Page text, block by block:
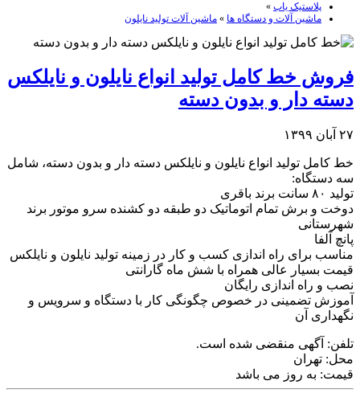
پلاستیک یاب »
ماشین آلات و دستگاه ها » ماشین آلات تولید نایلون
فروش خط کامل تولید انواع نایلون و نایلکس
دسته دار و بدون دسته
۲۷ آبان ۱۳۹۹
خط کامل تولید انواع نایلون و نایلکس دسته دار و بدون دسته، شامل
سه دستگاه:
تولید ۸۰ سانت برند باقری
دوخت و برش تمام اتوماتیک دو طبقه دو کشنده سرو موتور برند
شهرستانی
پانچ آلفا
مناسب برای راه اندازی کسب و کار در زمینه تولید نایلون و نایلکس
قیمت بسیار عالی همراه با شش ماه گارانتی
نصب و راه اندازی رایگان
آموزش تضمینی در خصوص چگونگی کار با دستگاه و سرویس و
نگهداری آن
تلفن: آگهی منقضی شده است.
محل: تهران
قیمت: به روز می باشد